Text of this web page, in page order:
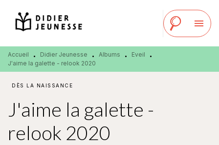
MENU RECHERCHE
PIED DE PAGE
menu
Accueil • Didier Jeunesse • Albums • Eveil
•
J'aime la galette - relook 2020
DÈS LA NAISSANCE
J'aime la galette -
relook 2020